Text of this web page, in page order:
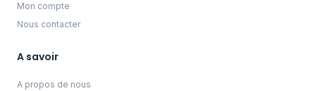
Mon compte
Nous contacter
A savoir
A propos de nous